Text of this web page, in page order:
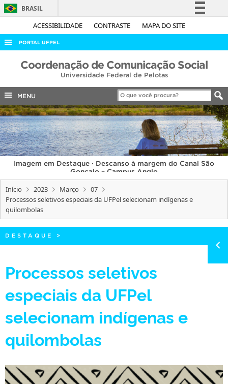
ACESSIBILIDADE CONTRASTE MAPA DO SITE
BRASIL
Simplifique!
Acesso à informação
Legislação
Canais
PORTAL UFPEL
ACESSO À INFORMAÇÃO
COBALTO
CONCURSOS
EDITAIS
INTERNACIONAL
OUVIDORIA
PORTARIAS
TELEFONES
Coordenação de Comunicação Social
Universidade Federal de Pelotas
MENU
Imagem em Destaque · Descanso à margem do Canal São
Gonçalo – Campus Anglo
Início 2023 Março
07
Processos seletivos especiais da UFPel selecionam indígenas e
quilombolas
DESTAQUE >
Processos seletivos
especiais da UFPel
selecionam indígenas e
quilombolas